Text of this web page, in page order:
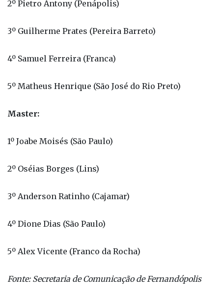
2º Pietro Antony (Penápolis)
3º Guilherme Prates (Pereira Barreto)
4º Samuel Ferreira (Franca)
5º Matheus Henrique (São José do Rio Preto)
Master:
1º Joabe Moisés (São Paulo)
2º Oséias Borges (Lins)
3º Anderson Ratinho (Cajamar)
4º Dione Dias (São Paulo)
5º Alex Vicente (Franco da Rocha)
Fonte: Secretaria de Comunicação de Fernandópolis